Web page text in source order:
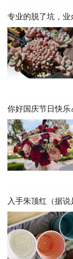
专业的脱了坑，业
你好国庆节日快乐
入手朱顶红（据说